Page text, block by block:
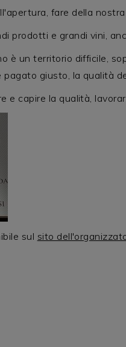
fare della
prodotti e grandi vini,
è un territorio difficile,
pagato giusto, la qualità
e capire la qualità,
sul sito